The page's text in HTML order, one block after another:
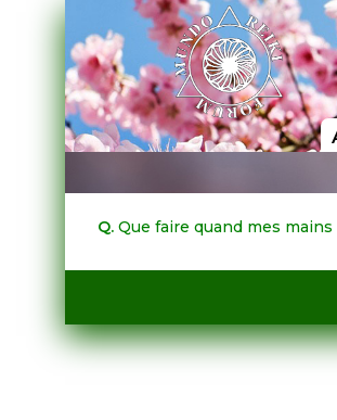
Q.Que faire quand mes